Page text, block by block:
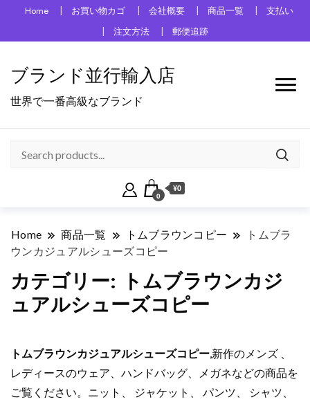
Home お買い物カゴ 会社概要 商品一覧
支払い
注文方法
郵便追跡
ブランド並行輸入店
世界で一番高級なブランド
0
¥0
Home 商品一覧 トムブラウンコピー
トムブラ
ウンカジュアルシューズコピー
カテゴリー: トムブラウンカジ
ュアルシューズコピー
トムブラウンカジュアルシューズコピー,新作のメンズ 、
レディースのウェア、ハンドバッグ、メガネなどの商品を
ご覧ください。ニット、 ジャケット、 パンツ、 シャツ、